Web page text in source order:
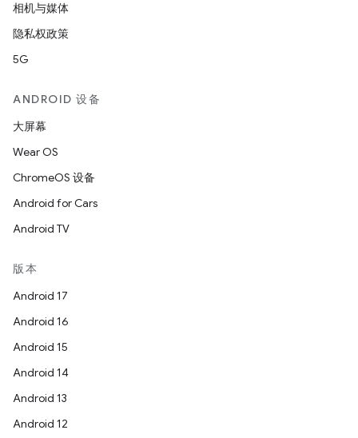
相机与媒体
隐私权政策
5G
ANDROID 设备
大屏幕
Wear OS
ChromeOS 设备
Android for Cars
Android TV
版本
Android 17
Android 16
Android 15
Android 14
Android 13
Android 12